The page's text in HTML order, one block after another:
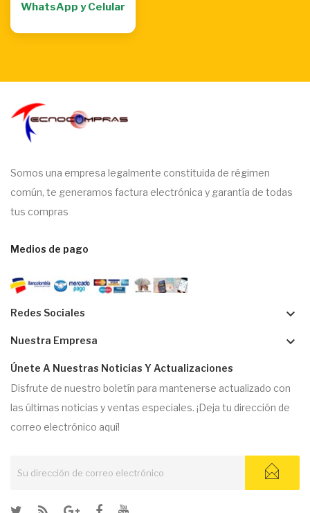
WhatsApp y Celular
Somos una empresa legalmente constituida de régimen
común, te generamos factura electrónica y garantía de todas
tus compras
Medios de pago
Redes Sociales keyboard_arrow_down
Nuestra Empresa keyboard_arrow_down
Únete A Nuestras Noticias Y Actualizaciones
Disfrute de nuestro boletín para mantenerse actualizado con
las últimas noticias y ventas especiales. ¡Deja tu dirección de
correo electrónico aquí!